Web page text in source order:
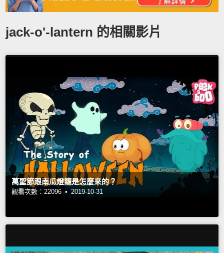
jack-o'-lantern 的相關影片
萬聖節跟南瓜燈籠是怎麼來的？
觀看次數：22096 • 2019-10-31